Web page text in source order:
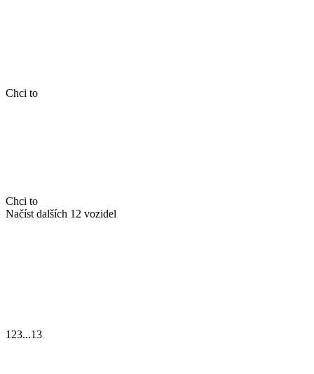
Chci to
Chci to
Načíst dalších 12 vozidel
1 23...13